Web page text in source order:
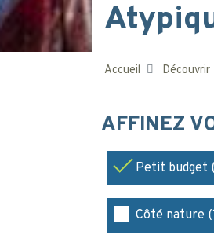
Accueil Découvrir
AFFINEZ
Petit budget
Côté nature